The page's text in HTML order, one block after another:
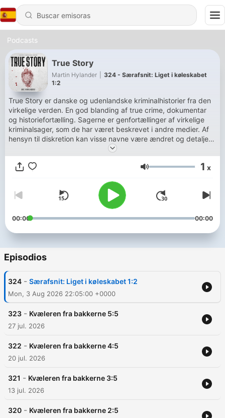
Podcasts
True Story
Martin Hylander
324 - Særafsnit: Liget i køleskabet
1:2
True Story er danske og udenlandske kriminalhistorier fra den
virkelige verden. En god blanding af true crime, dokumentar
og historiefortælling. Sagerne er genfortællinger af virkelige
kriminalsager, som de har været beskrevet i andre medier. Af
hensyn til diskretion kan visse navne være ændret og detaljer
Hylander. Husk at du kan lytte til endnu flere spændende
kriminalsager i podcasten True Story Exclusive på Podimo -
i episodebeskrivelserne. Musik: www.incompetech.com.
Volumen 1 x
00:00 00:00
Episodios
324 - Særafsnit: Liget i køleskabet 1:2
Mon, 3 Aug 2026 22:05:00 +0000
323 - Kvæleren fra bakkerne 5:5
27 jul. 2026
322 - Kvæleren fra bakkerne 4:5
20 jul. 2026
321 - Kvæleren fra bakkerne 3:5
13 jul. 2026
320 - Kvæleren fra bakkerne 2:5